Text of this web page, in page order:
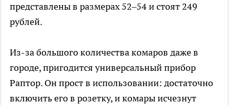
представлены в размерах 52–54 и стоят 249
рублей.
Из-за большого количества комаров даже в
городе, пригодится универсальный прибор
Раптор. Он прост в использовании: достаточно
включить его в розетку, и комары исчезнут